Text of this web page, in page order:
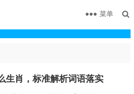
菜单
生肖，标准解析词语落实